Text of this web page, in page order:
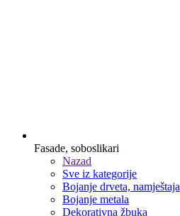
Fasade, soboslikari
Nazad
Sve iz kategorije
Bojanje drveta, namještaja
Bojanje metala
Dekorativna žbuka